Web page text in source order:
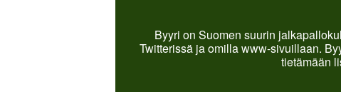
Byyri on Suomen suurin
Twitterissä ja omilla www-sivuillaan.
tietämään